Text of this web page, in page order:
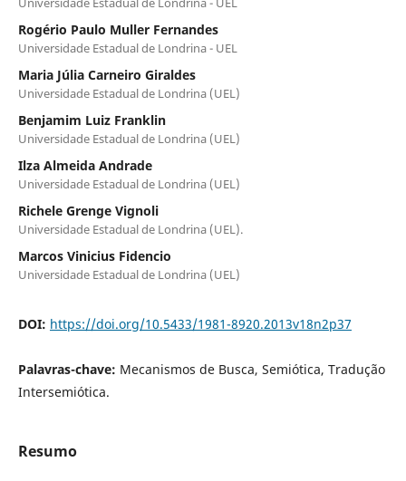
Rogério Paulo Muller Fernandes
Universidade Estadual de Londrina - UEL
Maria Júlia Carneiro Giraldes
Universidade Estadual de Londrina (UEL)
Benjamim Luiz Franklin
Universidade Estadual de Londrina (UEL)
Ilza Almeida Andrade
Universidade Estadual de Londrina (UEL)
Richele Grenge Vignoli
Universidade Estadual de Londrina (UEL).
Marcos Vinicius Fidencio
Universidade Estadual de Londrina (UEL)
DOI: https://doi.org/10.5433/1981-8920.2013v18n2p37
Palavras-chave: Mecanismos de Busca, Semiótica, Tradução
Intersemiótica.
Resumo